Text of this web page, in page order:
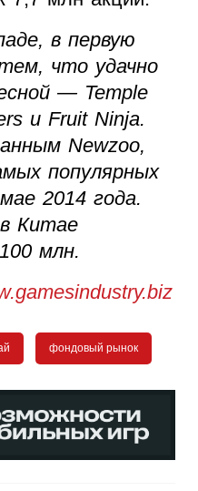
в первую
что удачно
— Temple
и Fruit Ninja.
Newzoo,
популярных
2014 года.
Китае
млн.
фондовый рынок